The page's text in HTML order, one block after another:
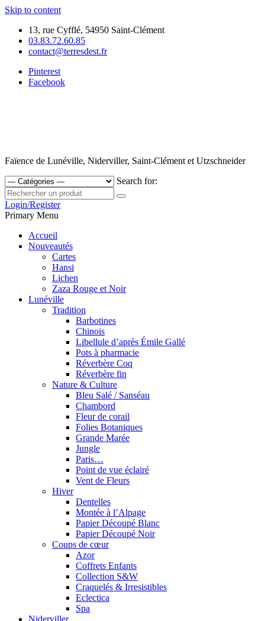
Skip to content
13, rue Cyfflé, 54950 Saint-Clément
03.83.72.60.85
contact@terresdest.fr
Pinterest
Facebook
Faïence de Lunéville, Niderviller, Saint-Clément et Utzschneider
Search for:
Login/Register
Primary Menu
Accueil
Nouveautés
Cartes
Hansi
Lichen
Zaza Rouge et Noir
Lunéville
Tradition
Barbotines
Chinois
Libellule d’après Émile Gallé
Pots à pharmacie
Réverbère Coq
Réverbère fin
Nature & Culture
Bleu Salé / Sanséau
Chambord
Fleur de corail
Folies Botaniques
Grande Marée
Jungle
Paris…
Point de vue éclairé
Vent de Fleurs
Hiver
Dentelles
Montée à l’Alpage
Papier Découpé Blanc
Papier Découpé Noir
Coups de cœur
Azor
Coffrets Enfants
Collection S&W
Craquelés & Irresistibles
Eclectica
Spa
Niderviller